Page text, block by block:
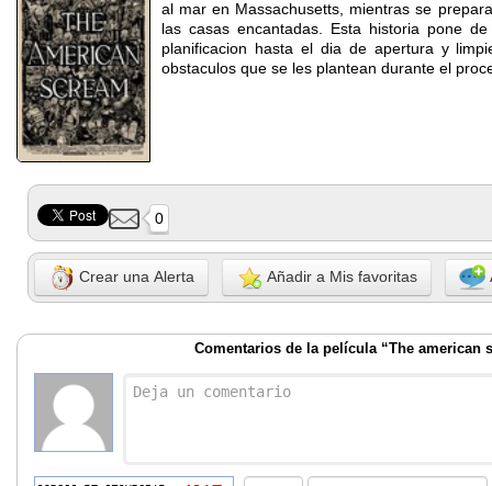
al mar en Massachusetts, mientras se
las casas encantadas. Esta historia pone
planificacion hasta el dia de apertura y
obstaculos que se les plantean durante el
0
Crear una Alerta Añadir a Mis favoritas
Comentarios de la película “The american